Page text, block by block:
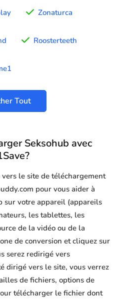
Zonaturca
Roosterteeth
Tout
Seksohub avec
le site de téléchargement
pour vous aider à
sur votre appareil (appareils
les tablettes, les
de la vidéo ou de la
de conversion et cliquez sur
serez redirigé vers
dirigé vers le site, vous verrez
de fichiers, options de
télécharger le fichier dont